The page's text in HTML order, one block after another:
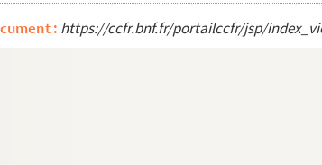
avenue Elisée-Cusenier, ancienne caserne Lyau...
: https://ccfr.bnf.fr/portailccfr/jsp/